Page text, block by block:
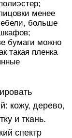
менее
больше
бумаги можно
такая пленка
кожу, дерево,
и ткань.
спектр